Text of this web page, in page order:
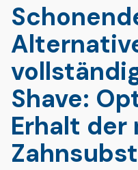
Shave:
Erhalt